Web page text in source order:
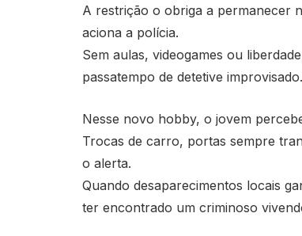
A restrição o obriga a permanecer
aciona a polícia.
Sem aulas, videogames ou
passatempo de detetive improvisado.
Nesse novo hobby, o jovem
Trocas de carro, portas sempre
o alerta.
Quando desaparecimentos locais
ter encontrado um criminoso